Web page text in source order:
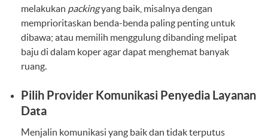
melakukan packingyang baik, misalnya dengan
memprioritaskan benda-benda paling penting untuk
dibawa; atau memilih menggulung dibanding melipat
baju di dalam koper agar dapat menghemat banyak
ruang.
Pilih Provider Komunikasi Penyedia Layanan
Data
Menjalin komunikasi yang baik dan tidak terputus